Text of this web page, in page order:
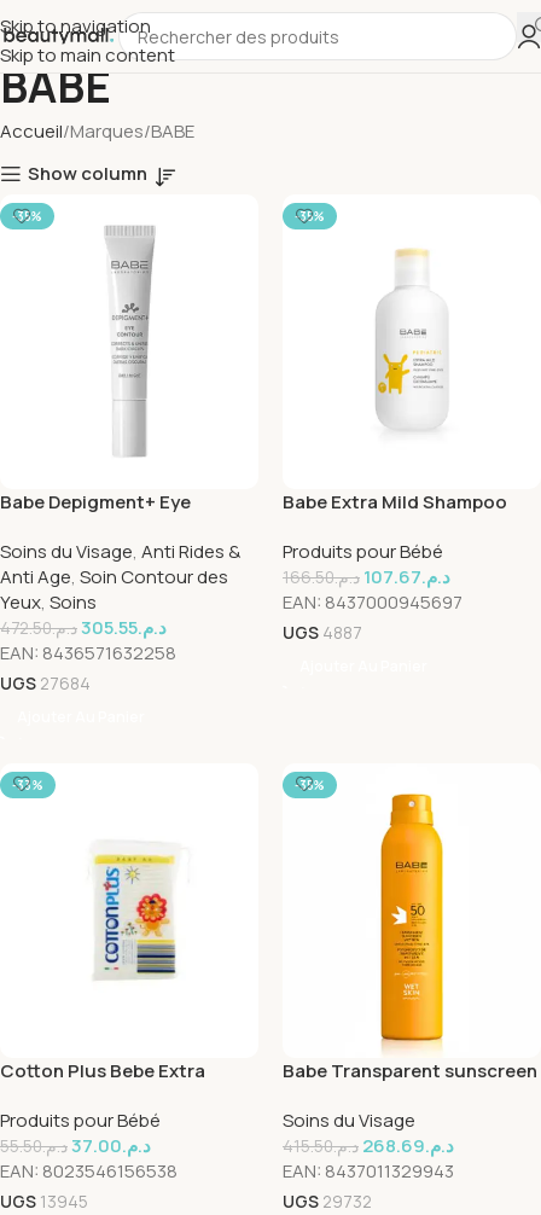
Skip to navigation
Skip to main content
BABE
Accueil Marques BABE
Show column
-35%
Babe Depigment+ Eye
Soins du Visage, Anti Rides &
Anti Age, Soin Contour des
Yeux, Soins
د.م.472.50 د.م.305.55
EAN: 8436571632258
UGS 27684
-35%
Babe Extra Mild Shampoo
Produits pour Bébé
د.م.166.50 د.م.107.67
EAN: 8437000945697
UGS 4887
-33%
Cotton Plus Bebe Extra
Produits pour Bébé
د.م.55.50 د.م.37.00
EAN: 8023546156538
UGS 13945
-35%
Babe Transparent sunscreen
Soins du Visage
د.م.415.50 د.م.268.69
EAN: 8437011329943
UGS 29732